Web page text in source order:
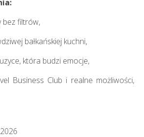
bez filtrów,
bałkańskiej kuchni,
która budzi emocje,
Business Club i realne możliwości,